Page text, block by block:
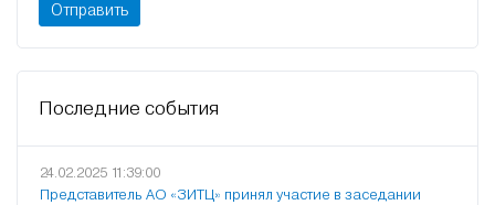
Последние события
24.02.2025 11:39:00
Представитель АО «ЗИТЦ» принял участие в заседании